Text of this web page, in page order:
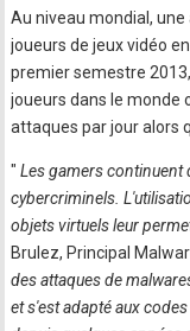
Au niveau mondial,
joueurs de jeux vidéo
premier semestre
joueurs dans le monde
attaques par jour alors
" Les gamers continuent
cybercriminels.
objets virtuels leur
Brulez, Principal
des attaques de
et s'est adapté aux